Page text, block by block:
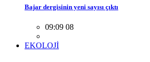
Bajar dergisinin yeni sayısı çıktı
09:09 08
EKOLOJİ